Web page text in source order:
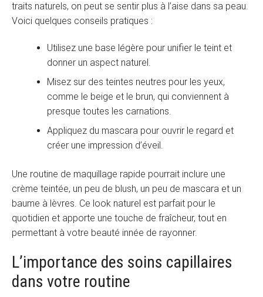
traits naturels, on peut se sentir plus à l’aise dans sa peau.
Voici quelques conseils pratiques :
Utilisez une base légère pour unifier le teint et
donner un aspect naturel.
Misez sur des teintes neutres pour les yeux,
comme le beige et le brun, qui conviennent à
presque toutes les carnations.
Appliquez du mascara pour ouvrir le regard et
créer une impression d’éveil.
Une routine de maquillage rapide pourrait inclure une
crème teintée, un peu de blush, un peu de mascara et un
baume à lèvres. Ce look naturel est parfait pour le
quotidien et apporte une touche de fraîcheur, tout en
permettant à votre beauté innée de rayonner.
L’importance des soins capillaires
dans votre routine